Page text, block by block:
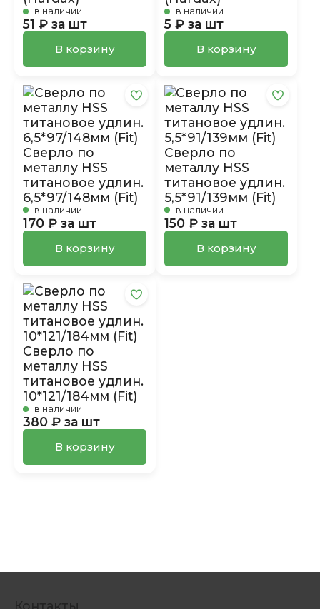
в наличии
51 ₽ за шт
В корзину
в наличии
5 ₽ за шт
В корзину
Сверло по
металлу HSS
титановое удлин.
6,5*97/148мм (Fit)
в наличии
170 ₽ за шт
В корзину
Сверло по
металлу HSS
титановое удлин.
5,5*91/139мм (Fit)
в наличии
150 ₽ за шт
В корзину
Сверло по
металлу HSS
титановое удлин.
10*121/184мм (Fit)
в наличии
380 ₽ за шт
В корзину
Контакты